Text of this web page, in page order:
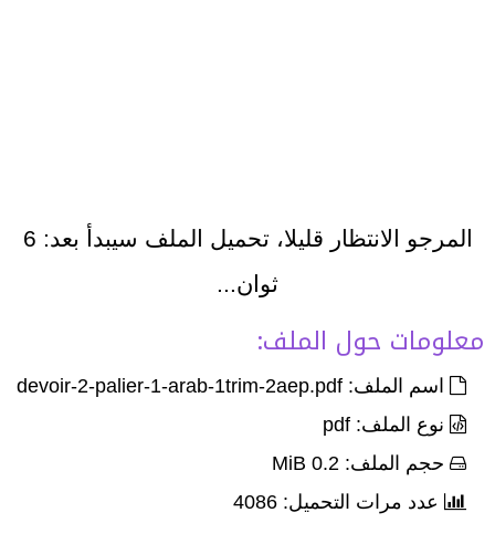
المرجو الانتظار قليلا، تحميل الملف سيبدأ بعد: 6
ثوان...
معلومات حول الملف:
اسم الملف: devoir-2-palier-1-arab-1trim-2aep.pdf
نوع الملف: pdf
حجم الملف: 0.2 MiB
عدد مرات التحميل: 4086